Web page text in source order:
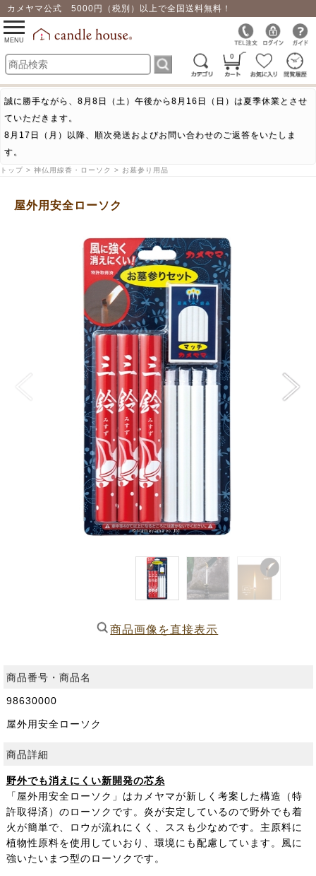
カメヤマ公式 5000円（税別）以上で全国送料無料！
0
toggle
navigation
MENU
誠に勝手ながら、8月8日（土）午後から8月16日（日）は夏季休業とさせ
ていただきます。
8月17日（月）以降、順次発送およびお問い合わせのご返答をいたしま
す。
トップ > 神仏用線香・ローソク > お墓参り用品
屋外用安全ローソク
商品画像を直接表示
商品番号・商品名
98630000
屋外用安全ローソク
商品詳細
野外でも消えにくい新開発の芯糸
「屋外用安全ローソク」はカメヤマが新しく考案した構造（特
許取得済）のローソクです。炎が安定しているので野外でも着
火が簡単で、ロウが流れにくく、ススも少なめです。主原料に
植物性原料を使用していおり、環境にも配慮しています。風に
強いたいまつ型のローソクです。